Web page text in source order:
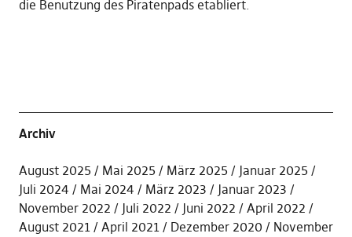
die Benutzung des Piratenpads etabliert.
Archiv
August 2025 Mai 2025 März 2025
Januar 2025
Juli 2024
Mai 2024 März 2023
Januar 2023
November 2022
Juli 2022 Juni 2022
April 2022
August 2021
April 2021 Dezember 2020
November